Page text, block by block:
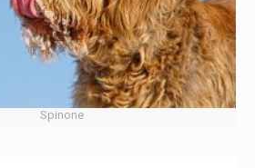
Spinone